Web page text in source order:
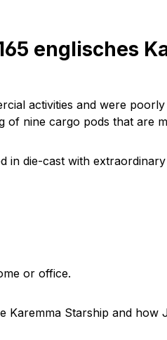
englisches
activities and were
of nine cargo pods that are
in die-cast with
or office.
Karemma Starship and how